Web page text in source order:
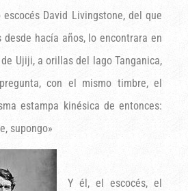
David Livingstone, del que
hacía años, lo encontrara en
Ujiji, a orillas del lago Tanganica,
con el mismo timbre, el
estampa kinésica de entonces:
supongo»
Y él, el escocés, el